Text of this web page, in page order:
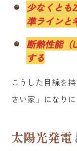
少なくとも
準ラインと
断熱性能（
する
こうした目線を
さい家」になり
太陽光発電